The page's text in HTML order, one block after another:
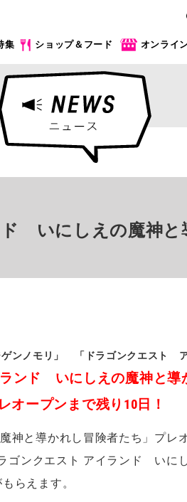
集 ショップ＆フード オンライ
ド いにしえの魔神
ゲンノモリ」 「ドラゴンクエスト
ンド いにしえの魔神と導
オープンまで残り10日！
と導かれし冒険者たち」プレ
ラゴンクエスト アイランド いに
らえます。